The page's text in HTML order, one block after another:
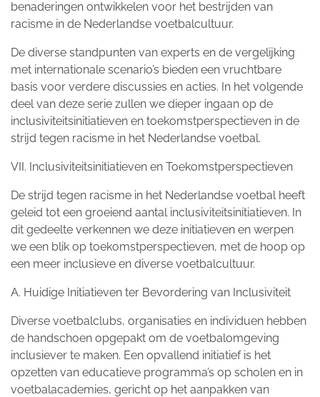
benaderingen ontwikkelen voor het bestrijden van
racisme in de Nederlandse voetbalcultuur.
De diverse standpunten van experts en de vergelijking
met internationale scenario’s bieden een vruchtbare
basis voor verdere discussies en acties. In het volgende
deel van deze serie zullen we dieper ingaan op de
inclusiviteitsinitiatieven en toekomstperspectieven in de
strijd tegen racisme in het Nederlandse voetbal.
VII. Inclusiviteitsinitiatieven en Toekomstperspectieven
De strijd tegen racisme in het Nederlandse voetbal heeft
geleid tot een groeiend aantal inclusiviteitsinitiatieven. In
dit gedeelte verkennen we deze initiatieven en werpen
we een blik op toekomstperspectieven, met de hoop op
een meer inclusieve en diverse voetbalcultuur.
A. Huidige Initiatieven ter Bevordering van Inclusiviteit
Diverse voetbalclubs, organisaties en individuen hebben
de handschoen opgepakt om de voetbalomgeving
inclusiever te maken. Een opvallend initiatief is het
opzetten van educatieve programma’s op scholen en in
voetbalacademies, gericht op het aanpakken van